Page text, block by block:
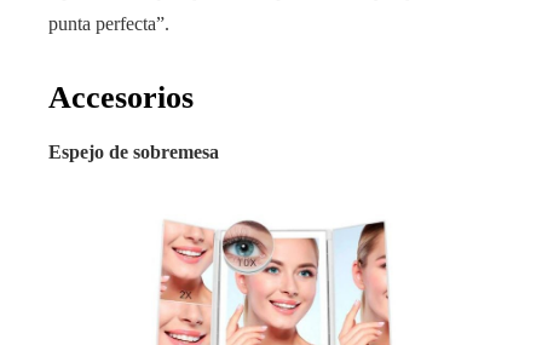
punta perfecta”.
Accesorios
Espejo de sobremesa